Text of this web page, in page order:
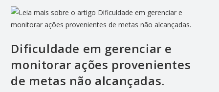
Dificuldade em gerenciar e
monitorar ações provenientes
de metas não alcançadas.